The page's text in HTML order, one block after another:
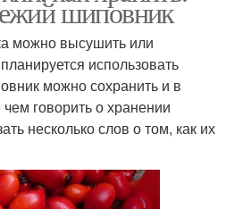
шиповник
можно высушить или
использовать
можно сохранить и в
говорить о хранении
несколько слов о том, как их